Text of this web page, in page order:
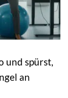
und spürst,
an